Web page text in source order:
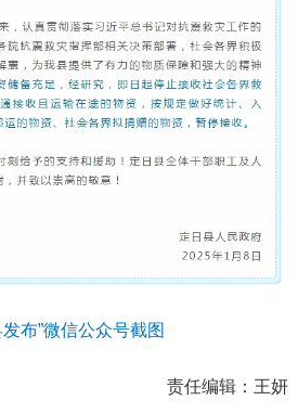
发布”微信公众号截图
责任编辑：王妍